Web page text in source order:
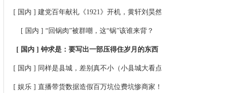
[ 国内 ] 建党百年献礼《1921》开机，黄轩刘昊然为革命故事注入青春能量
[ 国内 ] “回锅肉”被群嘲，这“锅”该谁来背？
[ 国内 ] 钟求是：要写出一部压得住岁月的东西
[ 国内 ] 同样是县城，差别真不小（小县城大看点①）
[ 娱乐 ] 直播带货数据造假百万坑位费坑惨商家！